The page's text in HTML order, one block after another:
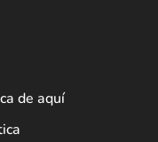
de aquí